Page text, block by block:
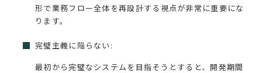
形で業務フロー全体を再設計する視点が非常に重要にな
ります。
完璧主義に陥らない:
最初から完璧なシステムを目指そうとすると、開発期間